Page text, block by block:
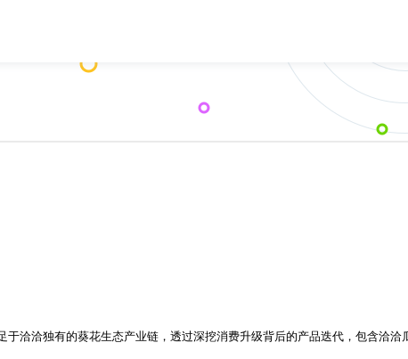
洽洽独有的葵花生态产业链，透过深挖消费升级背后的产品迭代，包含洽洽